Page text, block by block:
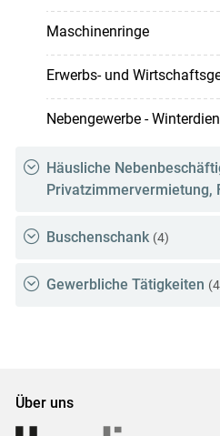
Maschinenringe
Erwerbs- und
Nebengewerbe -
Häusliche
Privatzimmervermietung,
Buschenschank (4)
Gewerbliche Tätigkeiten
Über uns